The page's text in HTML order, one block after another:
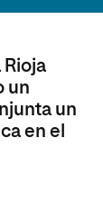
un
un
en el